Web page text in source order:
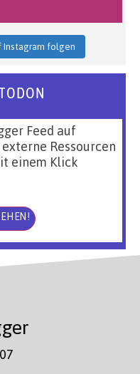
Instagram folgen
Feed auf
Ressourcen
einem Klick